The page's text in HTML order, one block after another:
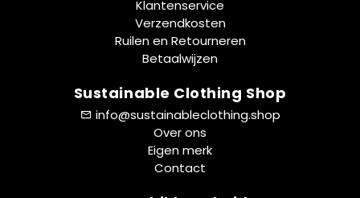
Klantenservice
Verzendkosten
Ruilen en Retourneren
Betaalwijzen
Sustainable Clothing Shop
info@sustainableclothing.shop
Over ons
Eigen merk
Contact